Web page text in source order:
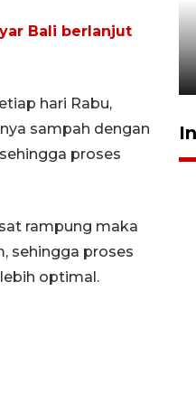
Bali berlanjut
hari Rabu,
sampah dengan
proses
rampung maka
sehingga proses
optimal.
Farm setia